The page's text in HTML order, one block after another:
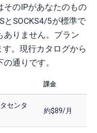
そのIPがあなたのもの
とSOCKS4/5が標準で
ありません。プラン
。現行カタログから
通りです。
課金
センタ
約$89/月